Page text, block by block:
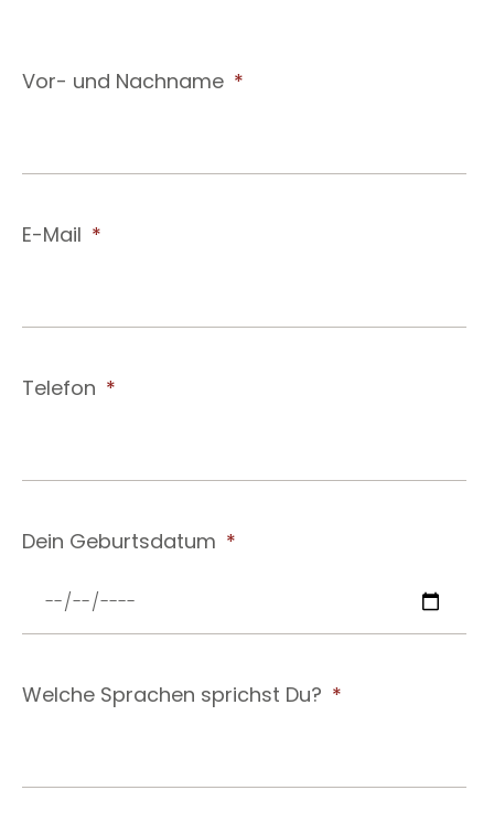
Vor- und Nachname
E-Mail
Telefon
Dein Geburtsdatum
Welche Sprachen sprichst Du?